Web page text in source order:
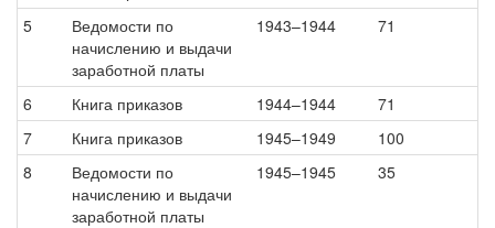
5
Ведомости по
начислению и выдачи
заработной платы
1943–1944 71
6 Книга приказов 1944–1944
71
7
Книга приказов 1945–1949
100
8
Ведомости по
начислению и выдачи
заработной платы
1945–1945 35